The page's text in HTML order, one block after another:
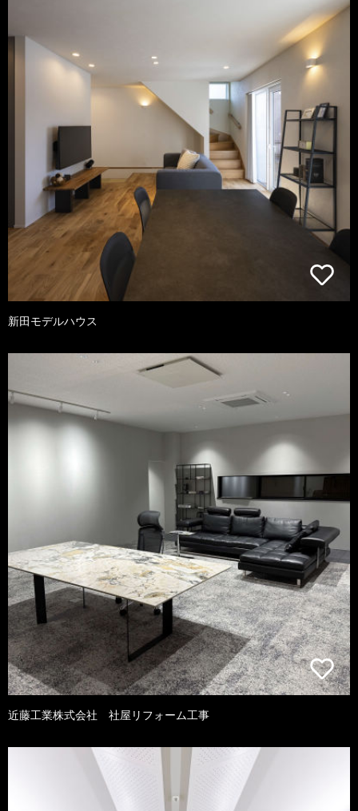
新田モデルハウス
近藤工業株式会社 社屋リフォーム工事